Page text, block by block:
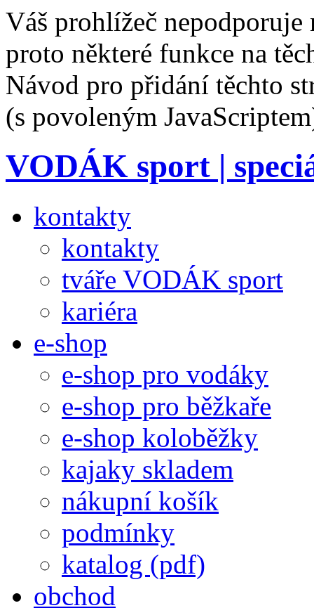
Váš prohlížeč nepodporuje
proto některé funkce na
Návod pro přidání těchto
(s povoleným
VODÁK sport |
kontakty
kontakty
tváře VODÁK sport
kariéra
e-shop
e-shop pro vodáky
e-shop pro běžkaře
e-shop koloběžky
kajaky skladem
nákupní košík
podmínky
katalog (pdf)
obchod